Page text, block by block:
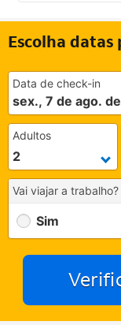
Escolha datas
Data de check-in
sex., 7 de ago.
Adultos
Vai viajar a trabalho?
Sim